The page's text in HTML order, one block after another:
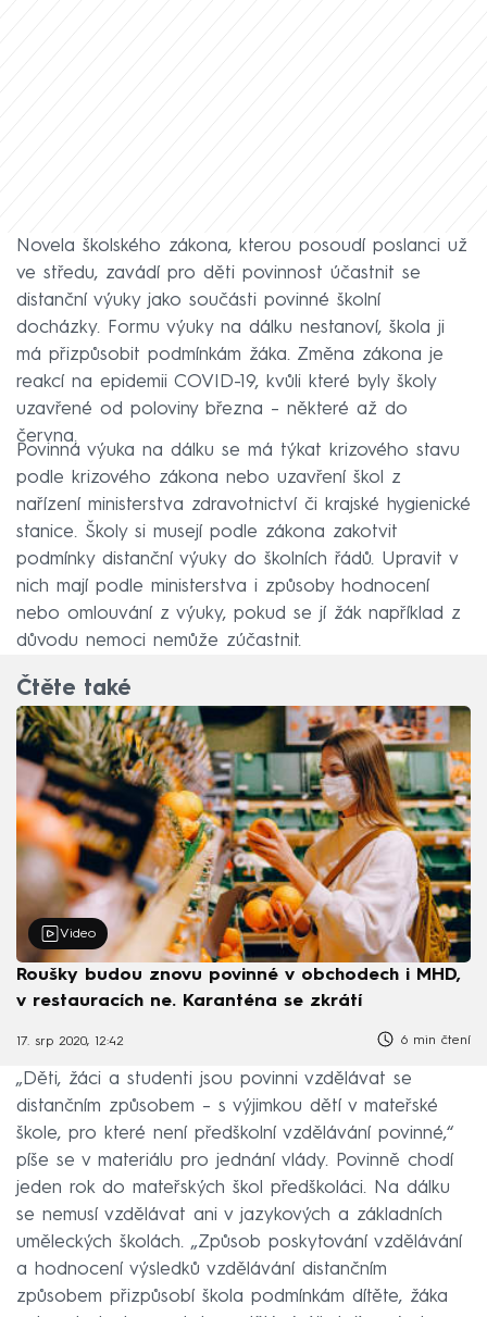
Novela školského zákona, kterou posoudí poslanci už
ve středu, zavádí pro děti povinnost účastnit se
distanční výuky jako součásti povinné školní
docházky. Formu výuky na dálku nestanoví, škola ji
má přizpůsobit podmínkám žáka. Změna zákona je
reakcí na epidemii COVID-19, kvůli které byly školy
uzavřené od poloviny března –⁠ některé až do
června.
Povinná výuka na dálku se má týkat krizového stavu
podle krizového zákona nebo uzavření škol z
nařízení ministerstva zdravotnictví či krajské hygienické
stanice. Školy si musejí podle zákona zakotvit
podmínky distanční výuky do školních řádů. Upravit v
nich mají podle ministerstva i způsoby hodnocení
nebo omlouvání z výuky, pokud se jí žák například z
důvodu nemoci nemůže zúčastnit.
Čtěte také
Video
Roušky budou znovu povinné v obchodech i MHD,
v restauracích ne. Karanténa se zkrátí
17. srp 2020, 12:42 6 min čtení
„Děti, žáci a studenti jsou povinni vzdělávat se
distančním způsobem –⁠ s výjimkou dětí v mateřské
škole, pro které není předškolní vzdělávání povinné,“
píše se v materiálu pro jednání vlády. Povinně chodí
jeden rok do mateřských škol předškoláci. Na dálku
se nemusí vzdělávat ani v jazykových a základních
uměleckých školách. „Způsob poskytování vzdělávání
a hodnocení výsledků vzdělávání distančním
způsobem přizpůsobí škola podmínkám dítěte, žáka